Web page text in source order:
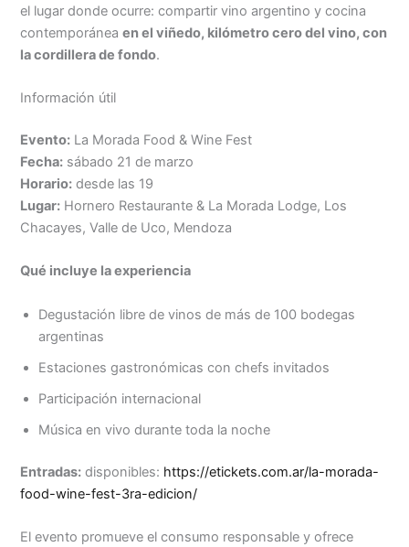
el lugar donde ocurre: compartir vino argentino y cocina
contemporáneaen el viñedo, kilómetro cero del vino, con
la cordillera de fondo.
Información útil
Evento: La Morada Food & Wine Fest
Fecha: sábado 21 de marzo
Horario: desde las 19
Lugar: Hornero Restaurante & La Morada Lodge, Los
Chacayes, Valle de Uco, Mendoza
Qué incluye la experiencia
Degustación libre de vinos de más de 100 bodegas
argentinas
Estaciones gastronómicas con chefs invitados
Participación internacional
Música en vivo durante toda la noche
Entradas: disponibles: https://etickets.com.ar/la-morada-
food-wine-fest-3ra-edicion/
El evento promueve el consumo responsable y ofrece